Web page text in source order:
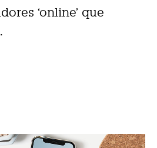
‘online’ que